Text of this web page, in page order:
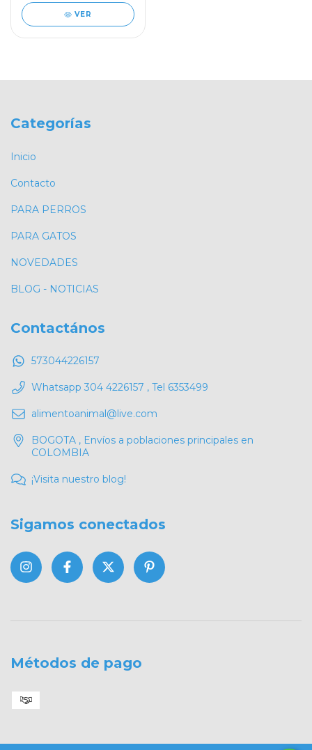
VER
Categorías
Inicio
Contacto
PARA PERROS
PARA GATOS
NOVEDADES
BLOG - NOTICIAS
Contactános
573044226157
Whatsapp 304 4226157 , Tel 6353499
alimentoanimal@live.com
BOGOTA , Envíos a poblaciones principales en
COLOMBIA
¡Visita nuestro blog!
Sigamos conectados
Métodos de pago